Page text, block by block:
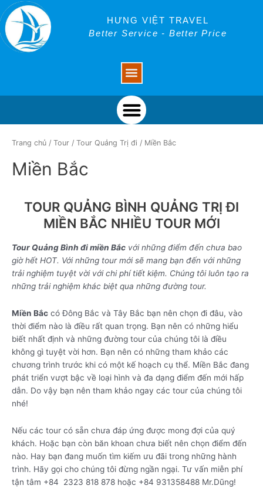
Skip
to
content
HƯNG VIỆT TRAVEL
Better Service - Better Price
Menu
Trang chủ / Tour / Tour Quảng Trị đi / Miền Bắc
Miền Bắc
TOUR QUẢNG BÌNH QUẢNG TRỊ ĐI
MIỀN BẮC NHIỀU TOUR MỚI
Tour Quảng Bình đi miền Bắc với những điểm đến chưa bao
giờ hết HOT. Với những tour mới sẽ mang bạn đến với những
trải nghiệm tuyệt vời với chi phí tiết kiệm. Chúng tôi luôn tạo ra
những trải nghiệm khác biệt qua những đường tour.
Miền Bắc có Đông Bắc và Tây Bắc bạn nên chọn đi đâu, vào
thời điểm nào là điều rất quan trọng. Bạn nên có những hiểu
biết nhất định và những đường tour của chúng tôi là điều
không gì tuyệt vời hơn. Bạn nên có những tham khảo các
chương trình trước khi có một kế hoạch cụ thể. Miền Bắc đang
phát triển vượt bậc về loại hình và đa dạng điểm đến mới hấp
dẫn. Do vậy bạn nên tham khảo ngay các tour của chúng tôi
nhé!
Nếu các tour có sẵn chưa đáp ứng được mong đợi của quý
khách. Hoặc bạn còn băn khoan chưa biết nên chọn điểm đến
nào. Hay bạn đang muốn tìm kiếm ưu đãi trong những hành
trình. Hãy gọi cho chúng tôi đừng ngần ngại. Tư vấn miễn phí
tận tâm +84 2323 818 878 hoặc +84 931358488 Mr.Dũng!